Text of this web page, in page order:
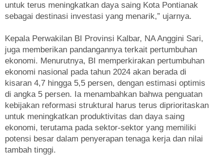
untuk terus meningkatkan daya saing Kota Pontianak
sebagai destinasi investasi yang menarik,” ujarnya.
Kepala Perwakilan BI Provinsi Kalbar, NA Anggini Sari,
juga memberikan pandangannya terkait pertumbuhan
ekonomi. Menurutnya, BI memperkirakan pertumbuhan
ekonomi nasional pada tahun 2024 akan berada di
kisaran 4,7 hingga 5,5 persen, dengan estimasi optimis
di angka 5 persen. Ia menambahkan bahwa penguatan
kebijakan reformasi struktural harus terus diprioritaskan
untuk meningkatkan produktivitas dan daya saing
ekonomi, terutama pada sektor-sektor yang memiliki
potensi besar dalam penyerapan tenaga kerja dan nilai
tambah tinggi.